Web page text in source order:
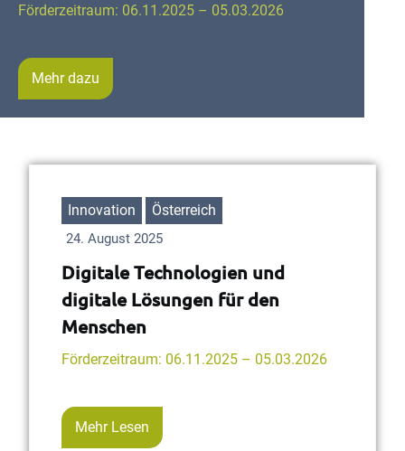
Förderzeitraum: 06.11.2025 – 05.03.2026
Mehr dazu
Innovation Österreich
24. August 2025
Digitale Technologien und
digitale Lösungen für den
Menschen
Förderzeitraum: 06.11.2025 – 05.03.2026
Mehr Lesen